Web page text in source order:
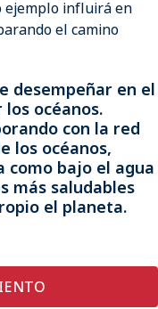
ejemplo influirá en
el camino
desempeñar en el
océanos.
con la red
los océanos,
bajo el agua
más saludables
el planeta.